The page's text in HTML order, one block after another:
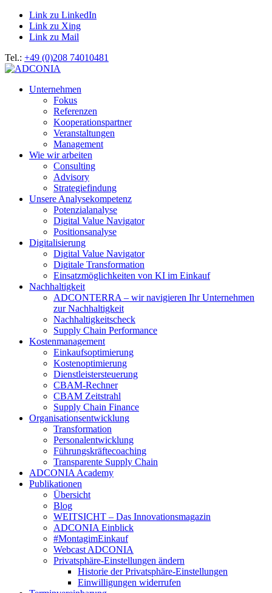
Link zu LinkedIn
Link zu Xing
Link zu Mail
Tel.: +49 (0)208 74010481
Unternehmen
Fokus
Referenzen
Kooperationspartner
Veranstaltungen
Management
Wie wir arbeiten
Consulting
Advisory
Strategiefindung
Unsere Analysekompetenz
Potenzialanalyse
Digital Value Navigator
Positionsanalyse
Digitalisierung
Digital Value Navigator
Digitale Transformation
Einsatzmöglichkeiten von KI im Einkauf
Nachhaltigkeit
ADCONTERRA – wir navigieren Ihr Unternehmen
zur Nachhaltigkeit
Nachhaltigkeitscheck
Supply Chain Performance
Kostenmanagement
Einkaufsoptimierung
Kostenoptimierung
Dienstleistersteuerung
CBAM-Rechner
CBAM Zeitstrahl
Supply Chain Finance
Organisationsentwicklung
Transformation
Personalentwicklung
Führungskräftecoaching
Transparente Supply Chain
ADCONIA Academy
Publikationen
Übersicht
Blog
WEITSICHT – Das Innovationsmagazin
ADCONIA Einblick
#MontagimEinkauf
Webcast ADCONIA
Privatsphäre-Einstellungen ändern
Historie der Privatsphäre-Einstellungen
Einwilligungen widerrufen